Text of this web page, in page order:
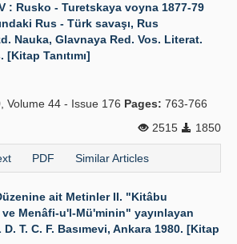
: Rusko - Turetskaya voyna 1877-79
Rus - Türk savaşı, Rus
Nauka, Glavnaya Red. Vos. Literat.
Tanıtımı]
Volume 44 - Issue 176 Pages: 763-766
2515
1850
PDF Similar Articles
ait Metinler II. "Kitâbu
Menâfi-u'l-Mü'minin" yayınlayan
D. T. C. F. Basımevi, Ankara 1980. [Kitap